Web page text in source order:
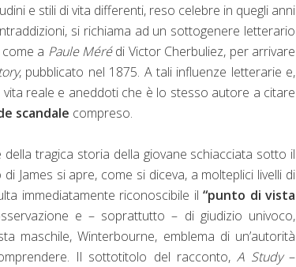
e stili di vita differenti, reso celebre in quegli anni
si richiama ad un sottogenere letterario
a Paule Mérédi Victor Cherbuliez, per arrivare
, pubblicato nel 1875. A tali influenze letterarie e,
reale e aneddoti che è lo stesso autore a citare
scandale compreso.
tragica storia della giovane schiacciata sotto il
James si apre, come si diceva, a molteplici livelli di
immediatamente riconoscibile il“punto di vista
e – soprattutto – di giudizio univoco,
maschile, Winterbourne, emblema di un’autorità
Il sottotitolo del racconto, A Study–